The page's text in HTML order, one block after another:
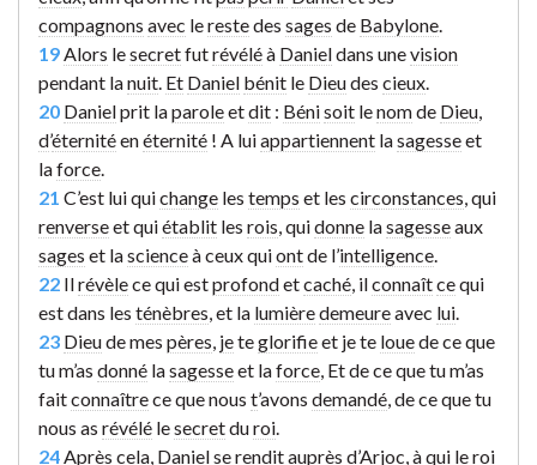
compagnons avec lerestedes sages de Babylone
19 Alors lesecretfutrévéléà Danieldans unevision
pendant lanuit Et Daniel bénit le Dieudes cieux
20 Danielprit laparoleetdit : Bénisoit lenomde Dieu
d’éternitéenéternité ! A luiappartiennent lasagesseet
laforce
21 C’est lui quichange les temps et les circonstances , qui
renverseet quiétablit les rois , quidonne lasagesseaux
sages et lascienceà ceux quiontde l’intelligence
22 Ilrévèlece qui estprofondetcaché , ilconnaîtcequi
est dans les ténèbres , et la lumièredemeureavec lui
23 Dieude mes pères jeteglorifieet je te louede ce que
tu m’as donné lasagesseet laforce , Et de ce que tu m’as
faitconnaîtrece que nous t’avons demandé , de ce que tu
nous as révélé lesecretduroi
24 Après cela Danielserenditauprès d’Arjoc , à qui leroi